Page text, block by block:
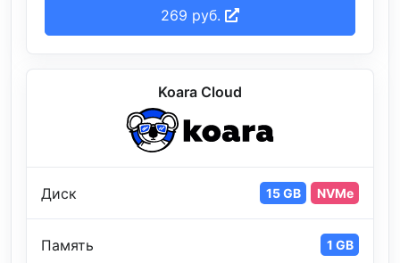
269 руб.
Koara Cloud
Диск 15 GB NVMe
Память 1 GB